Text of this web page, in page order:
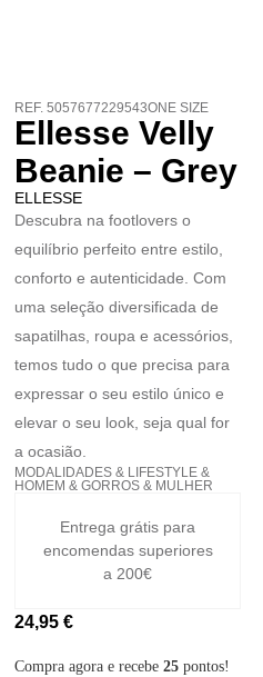
REF. 5057677229543ONE SIZE
Ellesse Velly
Beanie – Grey
ELLESSE
Descubra na footlovers o
equilíbrio perfeito entre estilo,
conforto e autenticidade. Com
uma seleção diversificada de
sapatilhas, roupa e acessórios,
temos tudo o que precisa para
expressar o seu estilo único e
elevar o seu look, seja qual for
a ocasião.
MODALIDADES & LIFESTYLE &
HOMEM & GORROS & MULHER
Entrega grátis para
encomendas superiores
a 200€
24,95 €
Compra agora e recebe 25 pontos!